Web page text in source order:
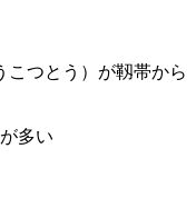
こつとう）が靱帯から
多い